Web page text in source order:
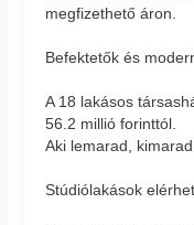
megfizethető áron.
Befektetők és
A 18 lakásos
56.2 millió forinttól.
Aki lemarad,
Stúdiólakások